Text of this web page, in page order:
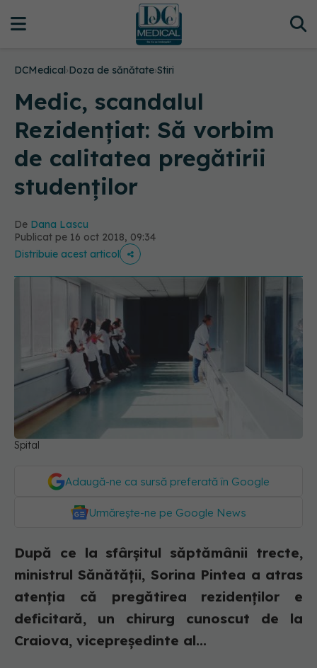
DCMedical›Doza de sănătate›Stiri
Medic, scandalul
Rezidențiat: Să vorbim
de calitatea pregătirii
studenților
De Dana Lascu
Publicat pe 16 oct 2018, 09:34
Distribuie acest articol
Spital
Adaugă-ne ca sursă preferată în Google
Urmărește-ne pe Google News
După ce la sfârșitul săptămânii trecte,
ministrul Sănătății, Sorina Pintea a atras
atenția că pregătirea rezidenților e
deficitară, un chirurg cunoscut de la
Craiova, vicepreședinte al...